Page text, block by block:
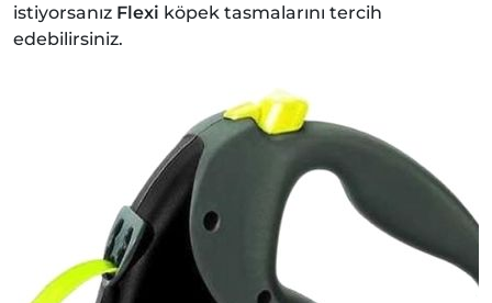
istiyorsanız Flexi köpek tasmalarını tercih
edebilirsiniz.